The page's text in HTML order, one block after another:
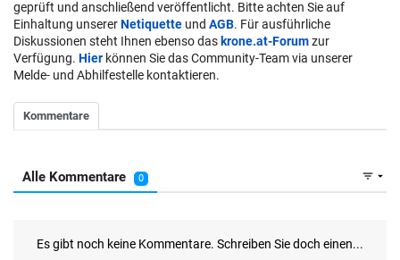
geprüft und anschließend veröffentlicht. Bitte achten Sie auf
Einhaltung unsererNetiquette und AGB. Für ausführliche
Diskussionen steht Ihnen ebenso das krone.at-Forumzur
Verfügung. Hier können Sie das Community-Team via unserer
Melde- und Abhilfestelle kontaktieren.